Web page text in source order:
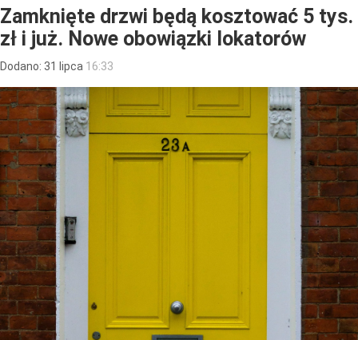
Zamknięte drzwi będą kosztować 5 tys.
zł i już. Nowe obowiązki lokatorów
Dodano: 31 lipca 16:33